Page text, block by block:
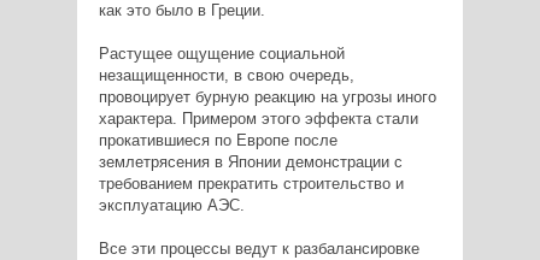
как это было в Греции.
Растущее ощущение социальной
незащищенности, в свою очередь,
провоцирует бурную реакцию на угрозы иного
характера. Примером этого эффекта стали
прокатившиеся по Европе после
землетрясения в Японии демонстрации с
требованием прекратить строительство и
эксплуатацию АЭС.
Все эти процессы ведут к разбалансировке